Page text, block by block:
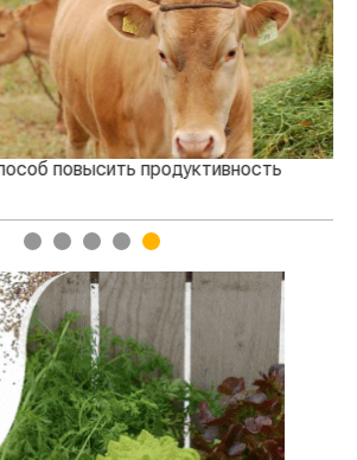
повысить продуктивность
1 2 3 4 5